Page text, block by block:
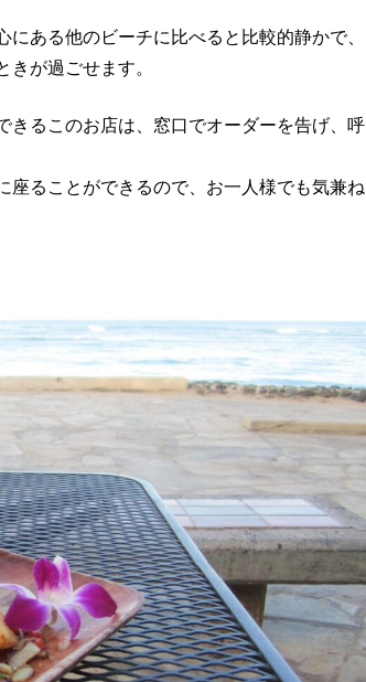
ある他のビーチに比べると比較的静かで、
が過ごせます。
きるこのお店は、窓口でオーダーを告げ、呼
座ることができるので、お一人様でも気兼ね